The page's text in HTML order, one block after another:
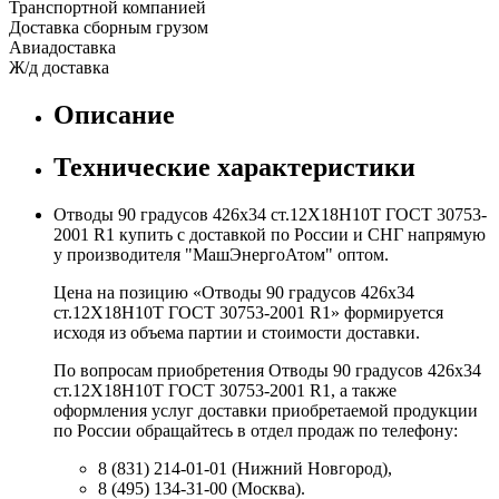
Транспортной компанией
Доставка сборным грузом
Авиадоставка
Ж/д доставка
Описание
Технические характеристики
Отводы 90 градусов 426х34 ст.12Х18Н10Т ГОСТ 30753-
2001 R1 купить с доставкой по России и СНГ напрямую
у производителя "МашЭнергоАтом" оптом.
Цена на позицию «Отводы 90 градусов 426х34
ст.12Х18Н10Т ГОСТ 30753-2001 R1» формируется
исходя из объема партии и стоимости доставки.
По вопросам приобретения Отводы 90 градусов 426х34
ст.12Х18Н10Т ГОСТ 30753-2001 R1, а также
оформления услуг доставки приобретаемой продукции
по России обращайтесь в отдел продаж по телефону:
8 (831) 214-01-01 (Нижний Новгород),
8 (495) 134-31-00 (Москва).